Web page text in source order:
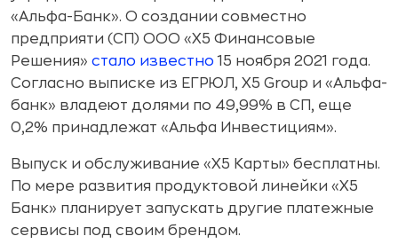
«Альфа-Банк». О создании совместно
предприяти (СП) ООО «X5 Финансовые
Решения» стало известно 15 ноября 2021 года.
Согласно выписке из ЕГРЮЛ, X5 Group и «Альфа-
банк» владеют долями по 49,99% в СП, еще
0,2% принадлежат «Альфа Инвестициям».
Выпуск и обслуживание «Х5 Карты» бесплатны.
По мере развития продуктовой линейки «Х5
Банк» планирует запускать другие платежные
сервисы под своим брендом.